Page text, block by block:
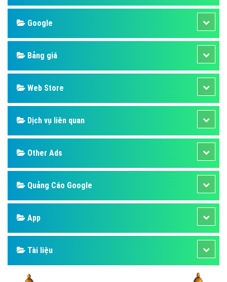
Google
Bảng giá
Web Store
Dịch vụ liên quan
Other Ads
Quảng Cáo Google
App
Tài liệu